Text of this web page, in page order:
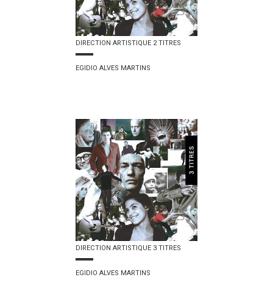
DIRECTION ARTISTIQUE 2 TITRES
EGIDIO ALVES MARTINS
DIRECTION ARTISTIQUE 3 TITRES
EGIDIO ALVES MARTINS